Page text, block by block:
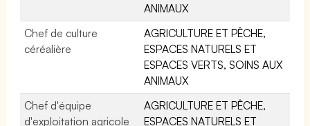
ANIMAUX
Chef de culture
céréalière
AGRICULTURE ET PÊCHE,
ESPACES NATURELS ET
ESPACES VERTS, SOINS AUX
ANIMAUX
Chef d'équipe
d'exploitation agricole
AGRICULTURE ET PÊCHE,
ESPACES NATURELS ET